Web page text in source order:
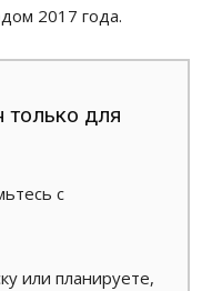
2017 года.
только для
с
или планируете,